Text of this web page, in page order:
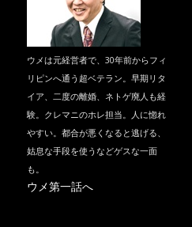
ウメは元経営者で、30年前からフィ
リピンへ通う超ベテラン。早期リタ
イア、二度の離婚、ネトゲ廃人も経
験。クレマニのホレ担当。人に惚れ
やすい。都合が悪くなると逃げる、
姑息な手段を使うなどゲスな一面
も。
ウメ第一話へ